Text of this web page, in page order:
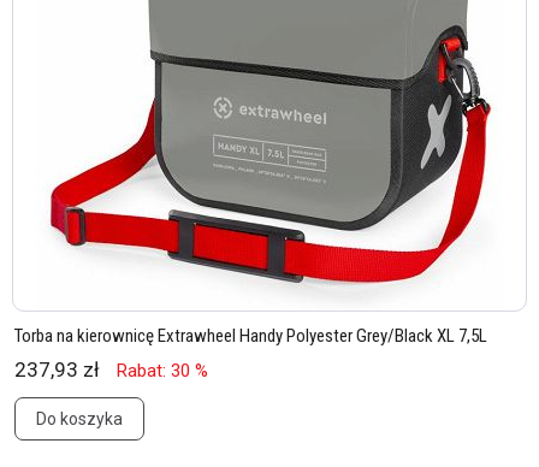
Torba na kierownicę Extrawheel Handy Polyester Grey/Black XL 7,5L
237,93 zł Rabat: 30 %
Do koszyka